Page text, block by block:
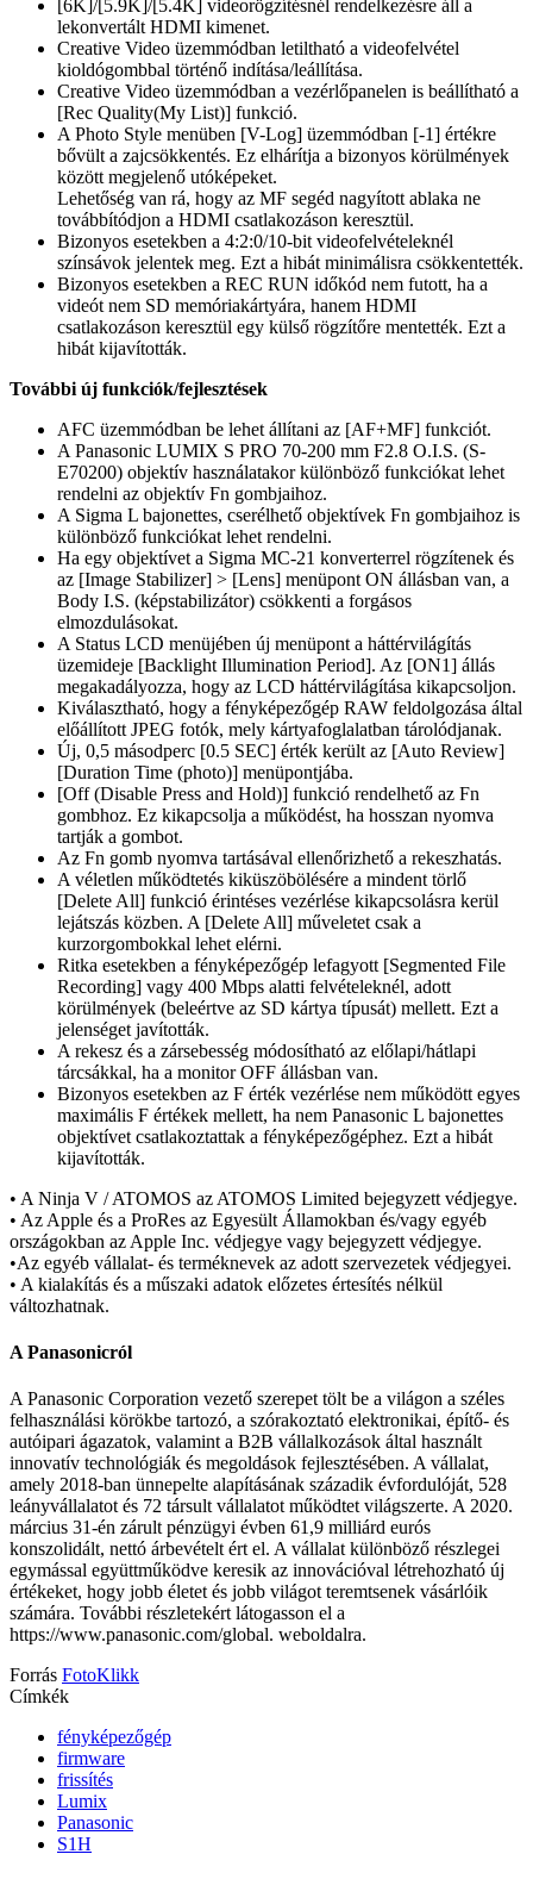
[6K]/[5.9K]/[5.4K] videorögzítésnél rendelkezésre áll a
lekonvertált HDMI kimenet.
Creative Video üzemmódban letiltható a videofelvétel
kioldógombbal történő indítása/leállítása.
Creative Video üzemmódban a vezérlőpanelen is beállítható a
[Rec Quality(My List)] funkció.
A Photo Style menüben [V-Log] üzemmódban [-1] értékre
bővült a zajcsökkentés. Ez elhárítja a bizonyos körülmények
között megjelenő utóképeket.
Lehetőség van rá, hogy az MF segéd nagyított ablaka ne
továbbítódjon a HDMI csatlakozáson keresztül.
Bizonyos esetekben a 4:2:0/10-bit videofelvételeknél
színsávok jelentek meg. Ezt a hibát minimálisra csökkentették.
Bizonyos esetekben a REC RUN időkód nem futott, ha a
videót nem SD memóriakártyára, hanem HDMI
csatlakozáson keresztül egy külső rögzítőre mentették. Ezt a
hibát kijavították.
További új funkciók/fejlesztések
AFC üzemmódban be lehet állítani az [AF+MF] funkciót.
A Panasonic LUMIX S PRO 70-200 mm F2.8 O.I.S. (S-
E70200) objektív használatakor különböző funkciókat lehet
rendelni az objektív Fn gombjaihoz.
A Sigma L bajonettes, cserélhető objektívek Fn gombjaihoz is
különböző funkciókat lehet rendelni.
Ha egy objektívet a Sigma MC-21 konverterrel rögzítenek és
az [Image Stabilizer] > [Lens] menüpont ON állásban van, a
Body I.S. (képstabilizátor) csökkenti a forgásos
elmozdulásokat.
A Status LCD menüjében új menüpont a háttérvilágítás
üzemideje [Backlight Illumination Period]. Az [ON1] állás
megakadályozza, hogy az LCD háttérvilágítása kikapcsoljon.
Kiválasztható, hogy a fényképezőgép RAW feldolgozása által
előállított JPEG fotók, mely kártyafoglalatban tárolódjanak.
Új, 0,5 másodperc [0.5 SEC] érték került az [Auto Review]
[Duration Time (photo)] menüpontjába.
[Off (Disable Press and Hold)] funkció rendelhető az Fn
gombhoz. Ez kikapcsolja a működést, ha hosszan nyomva
tartják a gombot.
Az Fn gomb nyomva tartásával ellenőrizhető a rekeszhatás.
A véletlen működtetés kiküszöbölésére a mindent törlő
[Delete All] funkció érintéses vezérlése kikapcsolásra kerül
lejátszás közben. A [Delete All] műveletet csak a
kurzorgombokkal lehet elérni.
Ritka esetekben a fényképezőgép lefagyott [Segmented File
Recording] vagy 400 Mbps alatti felvételeknél, adott
körülmények (beleértve az SD kártya típusát) mellett. Ezt a
jelenséget javították.
A rekesz és a zársebesség módosítható az előlapi/hátlapi
tárcsákkal, ha a monitor OFF állásban van.
Bizonyos esetekben az F érték vezérlése nem működött egyes
maximális F értékek mellett, ha nem Panasonic L bajonettes
objektívet csatlakoztattak a fényképezőgéphez. Ezt a hibát
kijavították.
• A Ninja V / ATOMOS az ATOMOS Limited bejegyzett védjegye.
• Az Apple és a ProRes az Egyesült Államokban és/vagy egyéb
országokban az Apple Inc. védjegye vagy bejegyzett védjegye.
•Az egyéb vállalat- és terméknevek az adott szervezetek védjegyei.
• A kialakítás és a műszaki adatok előzetes értesítés nélkül
változhatnak.
A Panasonicról
A Panasonic Corporation vezető szerepet tölt be a világon a széles
felhasználási körökbe tartozó, a szórakoztató elektronikai, építő- és
autóipari ágazatok, valamint a B2B vállalkozások által használt
innovatív technológiák és megoldások fejlesztésében. A vállalat,
amely 2018-ban ünnepelte alapításának századik évfordulóját, 528
leányvállalatot és 72 társult vállalatot működtet világszerte. A 2020.
március 31-én zárult pénzügyi évben 61,9 milliárd eurós
konszolidált, nettó árbevételt ért el. A vállalat különböző részlegei
egymással együttműködve keresik az innovációval létrehozható új
értékeket, hogy jobb életet és jobb világot teremtsenek vásárlóik
számára. További részletekért látogasson el a
https://www.panasonic.com/global. weboldalra.
Forrás FotoKlikk
Címkék
fényképezőgép
firmware
frissítés
Lumix
Panasonic
S1H